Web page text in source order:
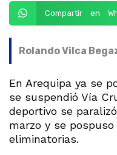
Compartir en
Rolando Vilca
En Arequipa ya se
se suspendió Vía
deportivo se
marzo y se
eliminatorias.